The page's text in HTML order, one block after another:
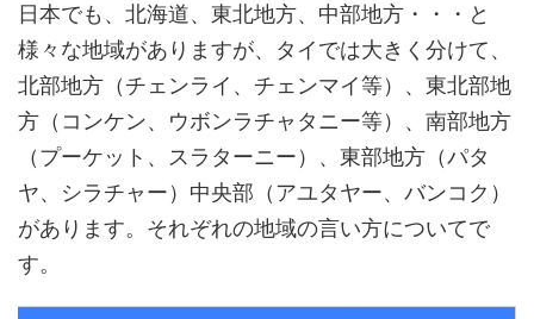
日本でも、北海道、東北地方、中部地方・・・と
様々な地域がありますが、タイでは大きく分けて、
北部地方（チェンライ、チェンマイ等）、東北部地
方（コンケン、ウボンラチャタニー等）、南部地方
（プーケット、スラターニー）、東部地方（パタ
ヤ、シラチャー）中央部（アユタヤー、バンコク）
があります。それぞれの地域の言い方についてで
す。